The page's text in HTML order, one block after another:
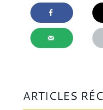
ARTICLES